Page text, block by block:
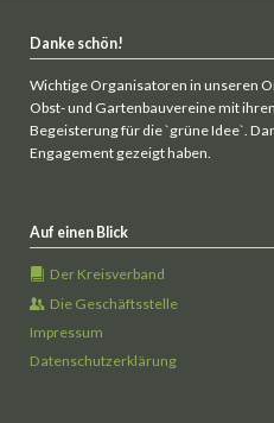
Danke schön!
Wichtige Organisatoren in unseren
Obst- und Gartenbauvereine mit
Begeisterung für die `grüne Idee`.
Engagement gezeigt haben.
Auf einen Blick
Der Kreisverband
Die Geschäftsstelle
Impressum
Datenschutzerklärung